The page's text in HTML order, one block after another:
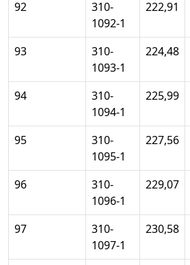
92
310-
1092-1
222,91
93
310-
1093-1
224,48
94
310-
1094-1
225,99
95
310-
1095-1
227,56
96
310-
1096-1
229,07
97
310-
1097-1
230,58